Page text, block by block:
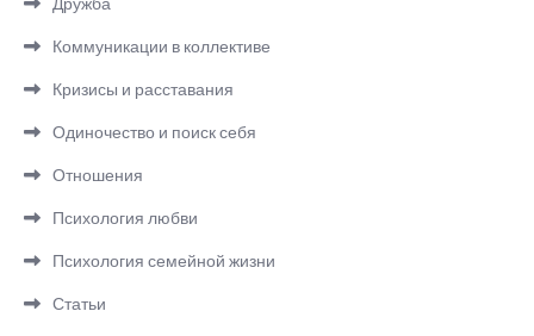
Коммуникации в коллективе
Кризисы и расставания
Одиночество и поиск себя
Отношения
Психология любви
Психология семейной жизни
Статьи